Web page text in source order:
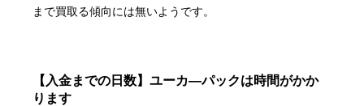
まで買取る傾向には無いようです。
【入金までの日数】ユーカ―パックは時間がかか
ります